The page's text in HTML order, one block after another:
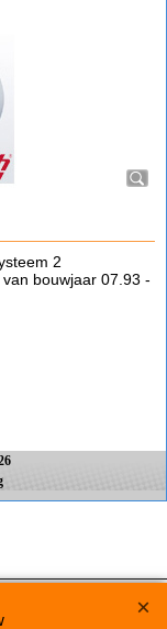
2
bouwjaar 07.93 -